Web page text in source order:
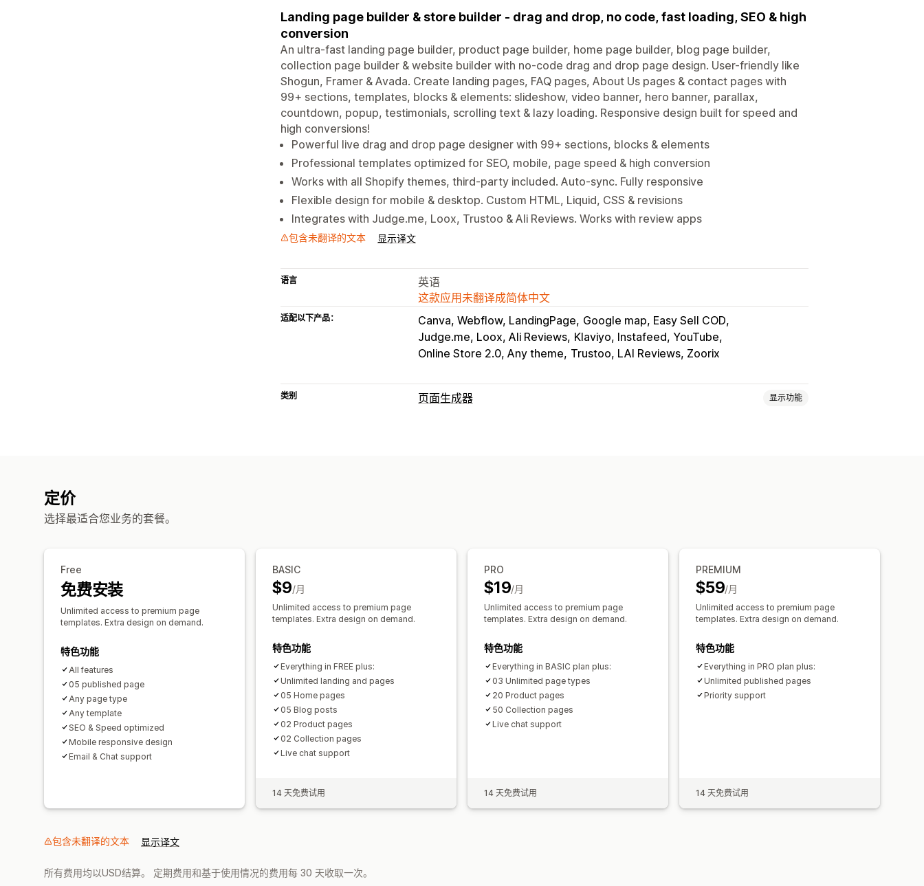
Landing page builder & store builder - drag and drop, no code, fast loading, SEO & high
conversion
An ultra-fast landing page builder, product page builder, home page builder, blog page builder,
collection page builder & website builder with no-code drag and drop page design. User-friendly like
Shogun, Framer & Avada. Create landing pages, FAQ pages, About Us pages & contact pages with
99+ sections, templates, blocks & elements: slideshow, video banner, hero banner, parallax,
countdown, popup, testimonials, scrolling text & lazy loading. Responsive design built for speed and
high conversions!
Powerful live drag and drop page designer with 99+ sections, blocks & elements
Professional templates optimized for SEO, mobile, page speed & high conversion
Works with all Shopify themes, third-party included. Auto-sync. Fully responsive
Flexible design for mobile & desktop. Custom HTML, Liquid, CSS & revisions
Integrates with Judge.me, Loox, Trustoo & Ali Reviews. Works with review apps
包含未翻译的文本 显示译文
语言
英语
这款应用未翻译成简体中文
适配以下产品： Canva, Webflow, LandingPage Google map, Easy Sell COD
Judge.me, Loox, Ali Reviews Klaviyo, Instafeed, YouTube
Online Store 2.0, Any theme Trustoo, LAI Reviews, Zoorix
类别 页面生成器 显示功能
定价
选择最适合您业务的套餐。
Free
免费安装
Unlimited access to premium page
templates. Extra design on demand.
特色功能
All features
05 published page
Any page type
Any template
SEO & Speed optimized
Mobile responsive design
Email & Chat support
BASIC
$9/月
Unlimited access to premium page
templates. Extra design on demand.
特色功能
Everything in FREE plus:
Unlimited landing and pages
05 Home pages
05 Blog posts
02 Product pages
02 Collection pages
Live chat support
14 天免费试用
PRO
$19/月
Unlimited access to premium page
templates. Extra design on demand.
特色功能
Everything in BASIC plan plus:
03 Unlimited page types
20 Product pages
50 Collection pages
Live chat support
14 天免费试用
PREMIUM
$59/月
Unlimited access to premium page
templates. Extra design on demand.
特色功能
Everything in PRO plan plus:
Unlimited published pages
Priority support
14 天免费试用
包含未翻译的文本 显示译文
所有费用均以USD结算。 定期费用和基于使用情况的费用每 30 天收取一次。